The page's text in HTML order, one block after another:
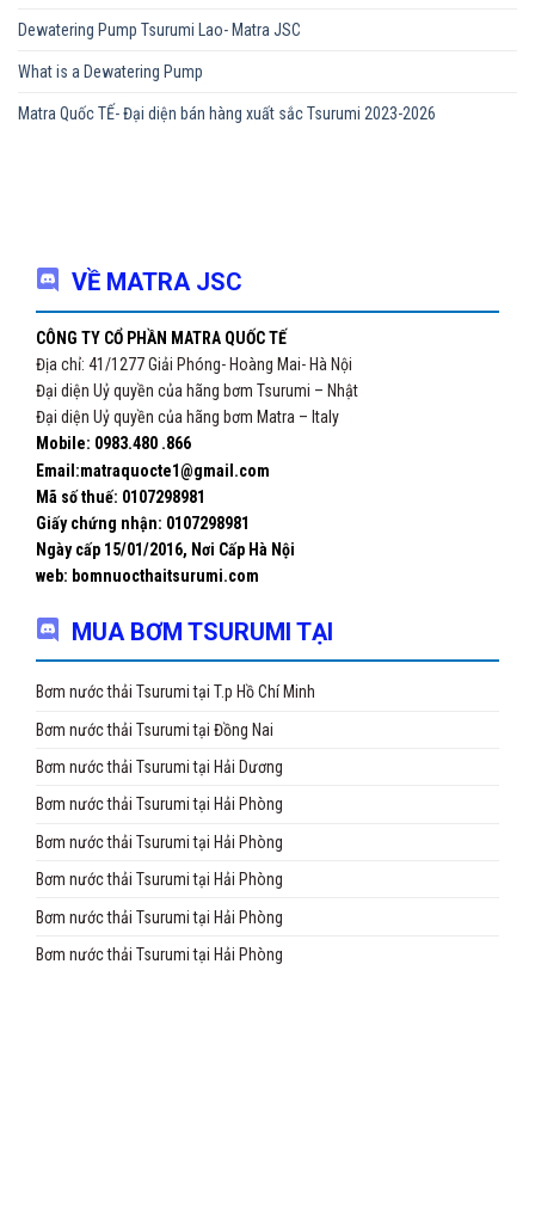
Dewatering Pump Tsurumi Lao- Matra JSC
What is a Dewatering Pump
Matra Quốc TẾ- Đại diện bán hàng xuất sắc Tsurumi 2023-2026
VỀ MATRA JSC
CÔNG TY CỔ PHẦN MATRA QUỐC TẾ
Địa chỉ: 41/1277 Giải Phóng- Hoàng Mai- Hà Nội
Đại diện Uỷ quyền của hãng bơm Tsurumi – Nhật
Đại diện Uỷ quyền của hãng bơm Matra – Italy
Mobile: 0983.480 .866
Email:matraquocte1@gmail.com
Mã số thuế: 0107298981
Giấy chứng nhận: 0107298981
Ngày cấp 15/01/2016, Nơi Cấp Hà Nội
web: bomnuocthaitsurumi.com
MUA BƠM TSURUMI TẠI
Bơm nước thải Tsurumi tại T.p Hồ Chí Minh
Bơm nước thải Tsurumi tại Đồng Nai
Bơm nước thải Tsurumi tại Hải Dương
Bơm nước thải Tsurumi tại Hải Phòng
Bơm nước thải Tsurumi tại Hải Phòng
Bơm nước thải Tsurumi tại Hải Phòng
Bơm nước thải Tsurumi tại Hải Phòng
Bơm nước thải Tsurumi tại Hải Phòng